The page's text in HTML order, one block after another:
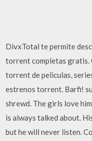
DivxTotal te permite
torrent completas gratis.
torrent de peliculas,
estrenos torrent. Barfi!
shrewd. The girls love
is always talked about.
but he will never listen.